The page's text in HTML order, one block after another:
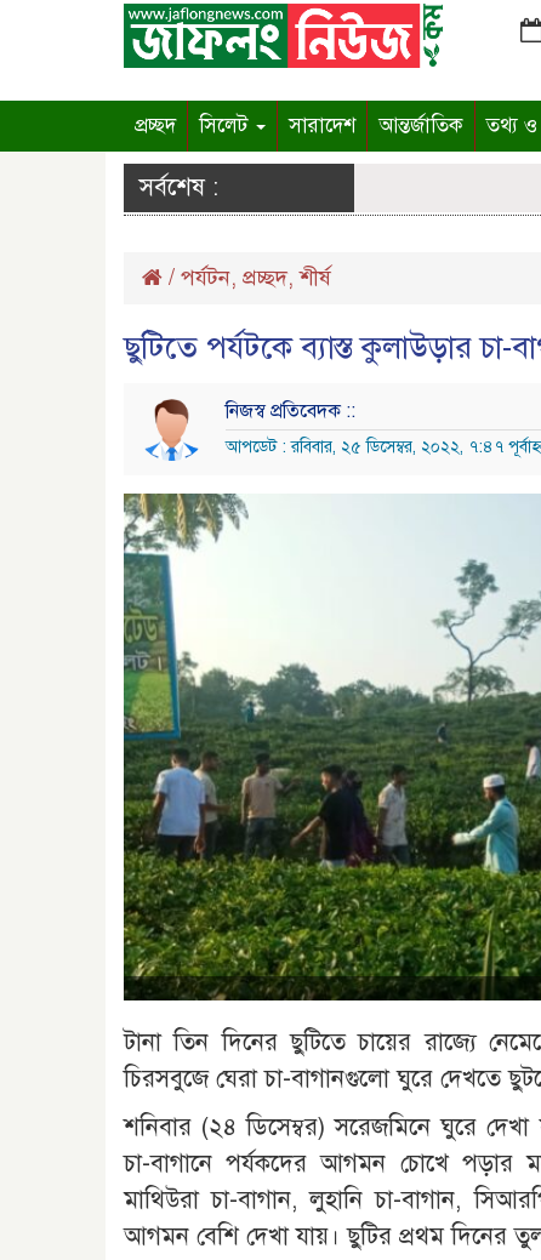
প্রচ্ছদ সিলেট সারাদেশ আন্তর্জাতিক তথ্য ও
সর্বশেষ :
/ পর্যটন, প্রচ্ছদ,শীর্ষ
ছুটিতে পর্যটকে ব্যাস্ত কুলাউড়ার চা-
নিজস্ব প্রতিবেদক ::
আপডেট : রবিবার, ২৫ ডিসেম্বর, ২০২২, ৭:৪৭
টানা তিন দিনের ছুটিতে চায়ের রাজ্যে
চিরসবুজে ঘেরা চা-বাগানগুলো ঘুরে দেখতে
শনিবার (২৪ ডিসেম্বর) সরেজমিনে ঘুরে
চা-বাগানে পর্যকদের আগমন চোখে পড়ার
মাথিউরা চা-বাগান, লুহানি চা-বাগান,
আগমন বেশি দেখা যায়। ছুটির প্রথম দিনের